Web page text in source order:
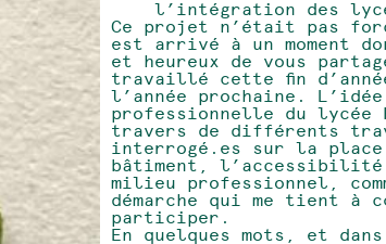
l’intégration des
Ce projet n’était pas
est arrivé à un moment
et heureux de vous
travaillé cette fin
l’année prochaine.
professionnelle du lycée
travers de différents
interrogé.es sur la place
bâtiment,
milieu professionnel,
démarche qui me tient à
participer.
En quelques mots, et